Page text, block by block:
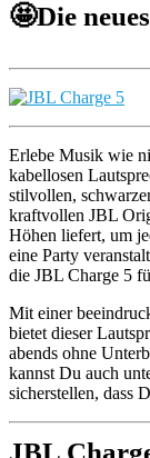
🤩Die
Erlebe Musik wie
kabellosen
stilvollen,
kraftvollen JBL
Höhen liefert, um
eine Party
die JBL Charge 5
Mit einer
bietet dieser
abends ohne
kannst Du auch
sicherstellen, dass
JBL